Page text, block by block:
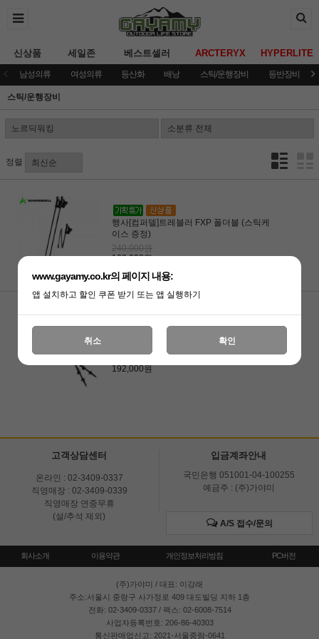
신상품 세일존 베스트셀러 ARCTERYX HYPERLITE
남성의류 여성의류 등산화 배낭 스틱/운행장비 등반장비
스틱/운행장비
정렬
행사[컴퍼델]트레블러 FXP 폴더블 (스틱케
이스 증정)
240,000원
168,000원
192,000원
고객상담센터
온라인 : 02-3409-0337
직영매장 : 02-3409-0339
직영매장 연중무휴
(설/추석 제외)
입금계좌안내
국민은행 051001-04-100255
예금주 : (주)가야미
A/S 접수/문의
회사소개 이용약관 개인정보처리방침 PC버전
(주)가야미 / 대표: 이강래
주소:서울시 중랑구 사가정로 409 대도빌딩 지하 1층
전화: 02-3409-0337 / 팩스: 02-6008-7514
사업자등록번호: 206-86-40303
통신판매업신고: 2021-서울중랑-0641
www.gayamy.co.kr의 페이지 내용:
앱 설치하고 할인 쿠폰 받기 또는 앱 실행하기
취소 확인